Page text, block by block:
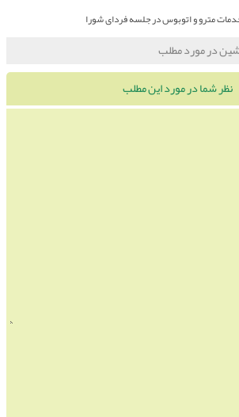
مترو و اتوبوس در جلسه فردای شورا
در مورد مطلب
نظر شما در مورد این مطلب